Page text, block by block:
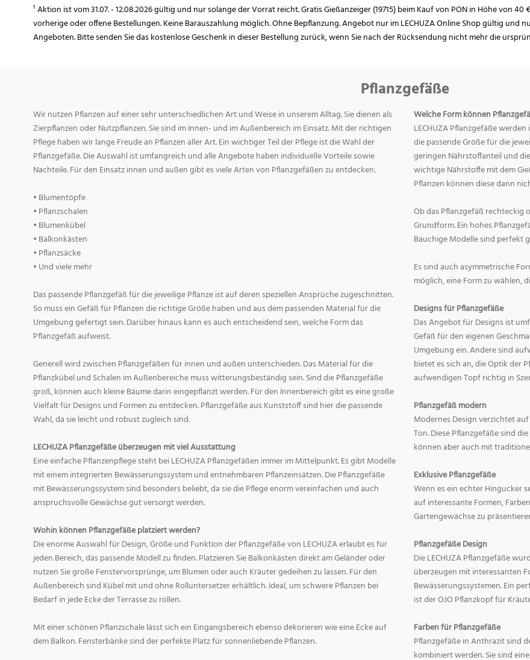
¹ Aktion ist vom 31.07. - 12.08.2026 gültig und nur solange der Vorrat reicht. Gratis Gießanzeiger (19715) beim Kauf von PON in Höhe von
vorherige oder offene Bestellungen. Keine Barauszahlung möglich. Ohne Bepflanzung. Angebot nur im LECHUZA Online Shop gültig
Angeboten. Bitte senden Sie das kostenlose Geschenk in dieser Bestellung zurück, wenn Sie nach der Rücksendung nicht mehr die
Pflanzgefäße
Wir nutzen Pflanzen auf einer sehr unterschiedlichen Art und Weise in unserem Alltag. Sie dienen als
Zierpflanzen oder Nutzpflanzen. Sie sind im Innen- und im Außenbereich im Einsatz. Mit der richtigen
Pflege haben wir lange Freude an Pflanzen aller Art. Ein wichtiger Teil der Pflege ist die Wahl der
Pflanzgefäße. Die Auswahl ist umfangreich und alle Angebote haben individuelle Vorteile sowie
Nachteile. Für den Einsatz innen und außen gibt es viele Arten von Pflanzgefäßen zu entdecken:
• Blumentöpfe
• Pflanzschalen
• Blumenkübel
• Balkonkästen
• Pflanzsäcke
• Und viele mehr
Das passende Pflanzgefäß für die jeweilige Pflanze ist auf deren speziellen Ansprüche zugeschnitten.
So muss ein Gefäß für Pflanzen die richtige Größe haben und aus dem passenden Material für die
Umgebung gefertigt sein. Darüber hinaus kann es auch entscheidend sein, welche Form das
Pflanzgefäß aufweist.
Generell wird zwischen Pflanzgefäßen für innen und außen unterschieden. Das Material für die
Pflanzkübel und Schalen im Außenbereiche muss witterungsbeständig sein. Sind die Pflanzgefäße
groß, können auch kleine Bäume darin eingepflanzt werden. Für den Innenbereich gibt es eine große
Vielfalt für Designs und Formen zu entdecken. Pflanzgefäße aus Kunststoff sind hier die passende
Wahl, da sie leicht und robust zugleich sind.
LECHUZA Pflanzgefäße überzeugen mit viel Ausstattung
Eine einfache Pflanzenpflege steht bei LECHUZA Pflanzgefäßen immer im Mittelpunkt. Es gibt Modelle
mit einem integrierten Bewässerungssystem und entnehmbaren Pflanzeinsätzen. Die Pflanzgefäße
mit Bewässerungssystem sind besonders beliebt, da sie die Pflege enorm vereinfachen und auch
anspruchsvolle Gewächse gut versorgt werden.
Wohin können Pflanzgefäße platziert werden?
Die enorme Auswahl für Design, Größe und Funktion der Pflanzgefäße von LECHUZA erlaubt es für
jeden Bereich, das passende Modell zu finden. Platzieren Sie Balkonkästen direkt am Geländer oder
nutzen Sie große Fenstervorsprünge, um Blumen oder auch Kräuter gedeihen zu lassen. Für den
Außenbereich sind Kübel mit und ohne Rolluntersetzer erhältlich. Ideal, um schwere Pflanzen bei
Bedarf in jede Ecke der Terrasse zu rollen.
Mit einer schönen Pflanzschale lässt sich ein Eingangsbereich ebenso dekorieren wie eine Ecke auf
dem Balkon. Fensterbänke sind der perfekte Platz für sonnenliebende Pflanzen.
Welche Form können
LECHUZA Pflanzgefäße
die passende Größe für die
geringen Nährstoffanteil und
wichtige Nährstoffe mit dem
Pflanzen können diese dann
Ob das Pflanzgefäß rechteckig
Grundform. Ein hohes
Bauchige Modelle sind perfekt
Es sind auch asymmetrische
möglich, eine Form zu wählen,
Designs für Pflanzgefäße
Das Angebot für Designs ist
Gefäß für den eigenen
Umgebung ein. Andere sind
bietet es sich an, die Optik der
aufwendigen Topf richtig in
Pflanzgefäß modern
Modernes Design verzichtet
Ton. Diese Pflanzgefäße sind
können aber auch mit
Exklusive Pflanzgefäße
Wenn es ein echter Hingucker
auf interessante Formen,
Gartengewächse zu
Pflanzgefäße Design
Die LECHUZA Pflanzgefäße
überzeugen mit interessanten
Bewässerungssystemen. Ein
ist der OJO Pflanzkopf für
Farben für Pflanzgefäße
Pflanzgefäße in Anthrazit sind
kombiniert werden. Sie sind